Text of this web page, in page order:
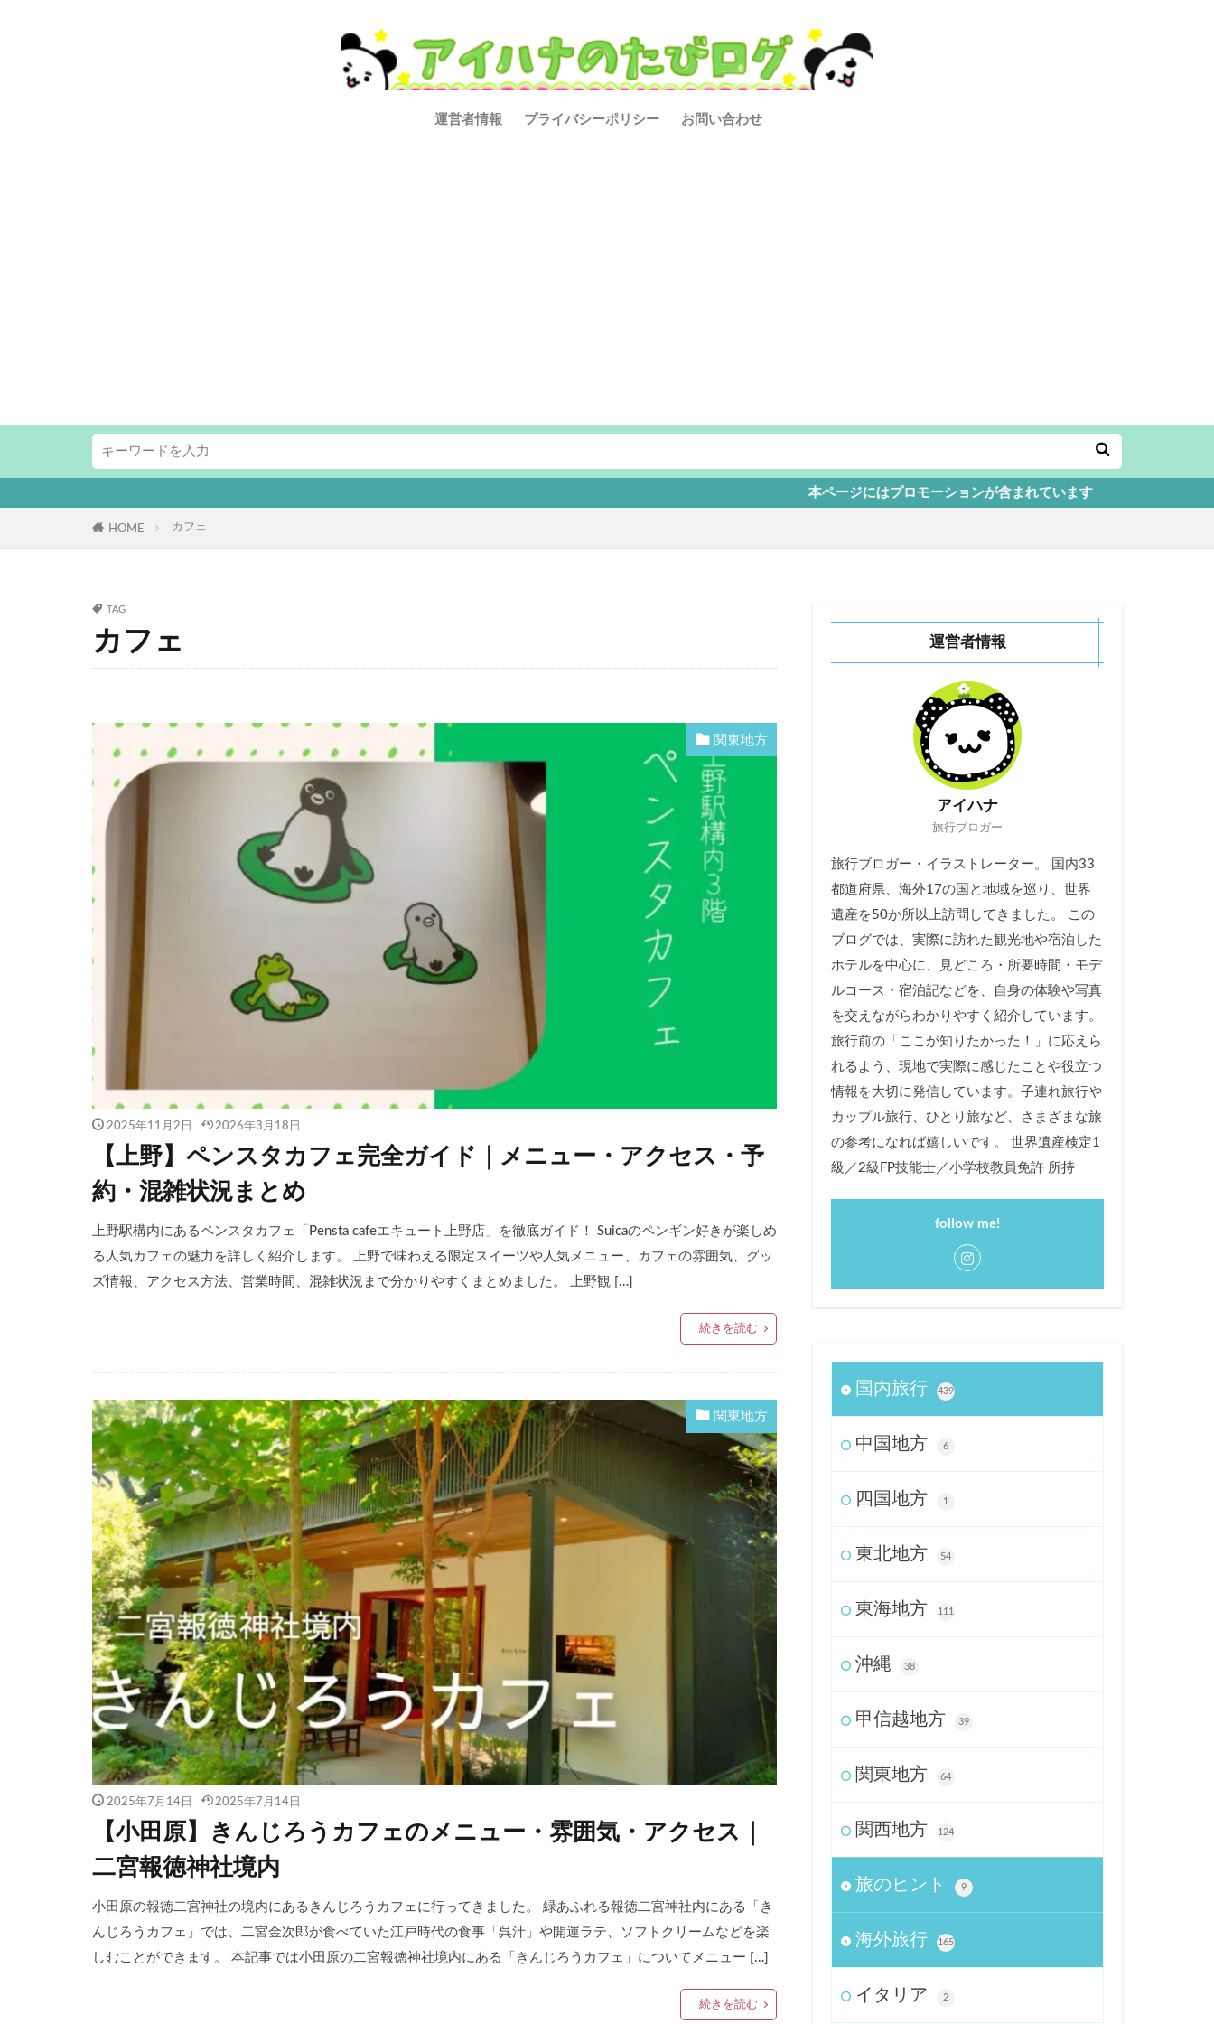
運営者情報 プライバシーポリシー お問い合わせ
本ページにはプロモーションが含まれています
HOME カフェ
TAG
カフェ
関東地方
2025年11月2日 2026年3月18日
【上野】ペンスタカフェ完全ガイド｜メニュー・アクセス・予
約・混雑状況まとめ
上野駅構内にあるペンスタカフェ「Pensta cafeエキュート上野店」を徹底ガイド！ Suicaのペンギン好きが楽しめ
る人気カフェの魅力を詳しく紹介します。 上野で味わえる限定スイーツや人気メニュー、カフェの雰囲気、グッ
ズ情報、アクセス方法、営業時間、混雑状況まで分かりやすくまとめました。 上野観 […]
続きを読む
関東地方
2025年7月14日 2025年7月14日
【小田原】きんじろうカフェのメニュー・雰囲気・アクセス｜
二宮報徳神社境内
小田原の報徳二宮神社の境内にあるきんじろうカフェに行ってきました。 緑あふれる報徳二宮神社内にある「き
んじろうカフェ」では、二宮金次郎が食べていた江戸時代の食事「呉汁」や開運ラテ、ソフトクリームなどを楽
しむことができます。 本記事では小田原の二宮報徳神社境内にある「きんじろうカフェ」についてメニュー […]
続きを読む
運営者情報
アイハナ
旅行ブロガー
旅行ブロガー・イラストレーター。 国内33
都道府県、海外17の国と地域を巡り、世界
遺産を50か所以上訪問してきました。 この
ブログでは、実際に訪れた観光地や宿泊した
ホテルを中心に、見どころ・所要時間・モデ
ルコース・宿泊記などを、自身の体験や写真
を交えながらわかりやすく紹介しています。
旅行前の「ここが知りたかった！」に応えら
れるよう、現地で実際に感じたことや役立つ
情報を大切に発信しています。子連れ旅行や
カップル旅行、ひとり旅など、さまざまな旅
の参考になれば嬉しいです。 世界遺産検定1
級／2級FP技能士／小学校教員免許 所持
follow me!
国内旅行 439
中国地方 6
四国地方 1
東北地方 54
東海地方 111
沖縄 38
甲信越地方 39
関東地方 64
関西地方 124
旅のヒント 9
海外旅行 165
イタリア 2